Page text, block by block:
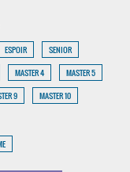
ESPOIR
SENIOR
MASTER 4
MASTER 5
9 MASTER 10